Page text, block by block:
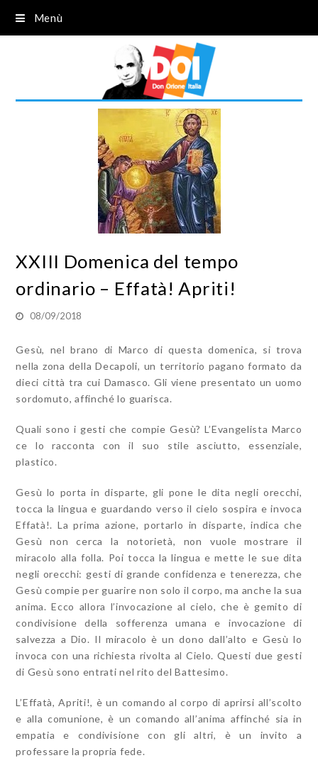
Menù
XXIII Domenica del tempo
ordinario – Effatà! Apriti!
08/09/2018
Gesù, nel brano di Marco di questa domenica, si trova
nella zona della Decapoli, un territorio pagano formato da
dieci città tra cui Damasco. Gli viene presentato un uomo
sordomuto, affinché lo guarisca.
Quali sono i gesti che compie Gesù? L’Evangelista Marco
ce lo racconta con il suo stile asciutto, essenziale,
plastico.
Gesù lo porta in disparte, gli pone le dita negli orecchi,
tocca la lingua e guardando verso il cielo sospira e invoca
Effatà!. La prima azione, portarlo in disparte, indica che
Gesù non cerca la notorietà, non vuole mostrare il
miracolo alla folla. Poi tocca la lingua e mette le sue dita
negli orecchi: gesti di grande confidenza e tenerezza, che
Gesù compie per guarire non solo il corpo, ma anche la sua
anima. Ecco allora l’invocazione al cielo, che è gemito di
condivisione della sofferenza umana e invocazione di
salvezza a Dio. Il miracolo è un dono dall’alto e Gesù lo
invoca con una richiesta rivolta al Cielo. Questi due gesti
di Gesù sono entrati nel rito del Battesimo.
L’Effatà, Apriti!, è un comando al corpo di aprirsi all’scolto
e alla comunione, è un comando all’anima affinché sia in
empatia e condivisione con gli altri, è un invito a
professare la propria fede.